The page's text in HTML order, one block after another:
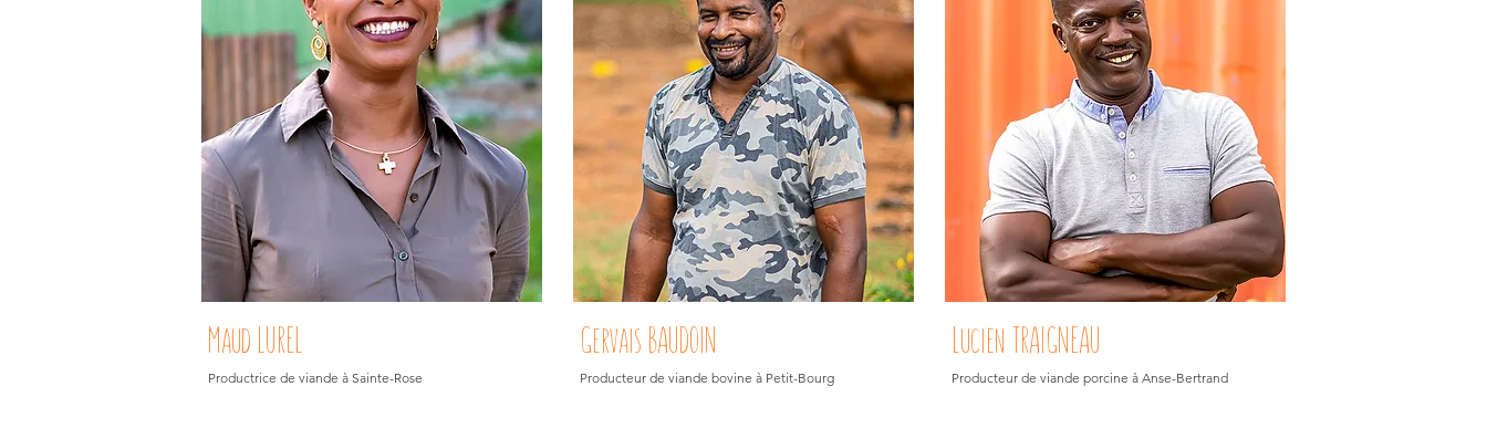
Maud LUREL
Productrice de viande à Sainte-Rose
Gervais BAUDOIN
Producteur de viande bovine à Petit-Bourg
Lucien TRAIGNEAU
Producteur de viande porcine à Anse-Bertrand